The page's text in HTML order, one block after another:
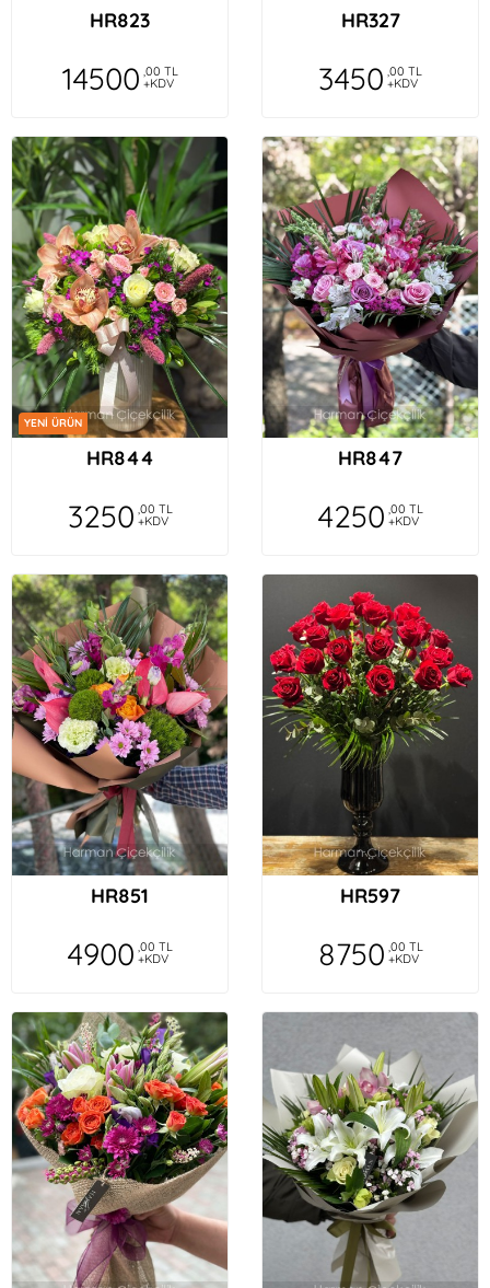
HR823
14500 ,00 TL
+KDV
HR327
3450 ,00 TL
+KDV
YENİ ÜRÜN
HR844
3250 ,00 TL
+KDV
HR847
4250 ,00 TL
+KDV
HR851
4900 ,00 TL
+KDV
HR597
8750 ,00 TL
+KDV